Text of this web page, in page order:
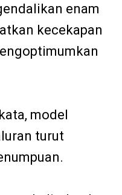
enam
kecekapan
model
turut